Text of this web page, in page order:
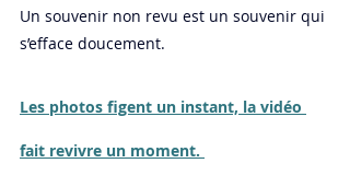
Un souvenir non revu est un souvenir qui
s’efface doucement.
Les photos figent un instant, la vidéo
fait revivre un moment.